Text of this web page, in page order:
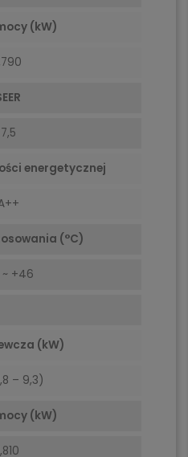
(kW)
7,5
energetycznej
(°C)
~ +46
(kW)
– 9,3)
(kW)